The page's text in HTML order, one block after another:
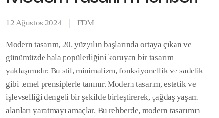
12 Ağustos 2024 FDM
Modern tasarım, 20. yüzyılın başlarında ortaya çıkan ve
günümüzde hala popülerliğini koruyan bir tasarım
yaklaşımıdır. Bu stil, minimalizm, fonksiyonellik ve sadelik
gibi temel prensiplerle tanınır. Modern tasarım, estetik ve
işlevselliği dengeli bir şekilde birleştirerek, çağdaş yaşam
alanları yaratmayı amaçlar. Bu rehberde, modern tasarımın